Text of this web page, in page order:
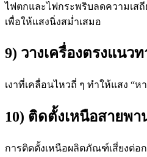
ไฟตกและไฟกระพริบลดความเส
เพื่อให้แสงนิ่งสม่ำเสมอ
9) วางเครื่องตรงแนว
เงาที่เคลื่อนไหวถี่ ๆ ทำให้แสง “
10) ติดตั้งเหนือสายพ
การติดตั้งเหนือผลิตภัณฑ์เสี่ยงต่อ